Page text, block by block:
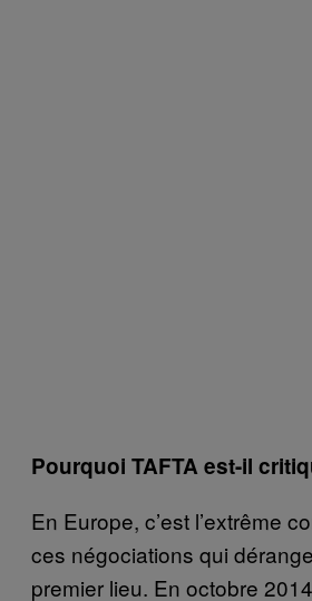
Pourquoi TAFTA est-il
En Europe, c’est l’extrême
ces négociations qui
premier lieu. En octobre